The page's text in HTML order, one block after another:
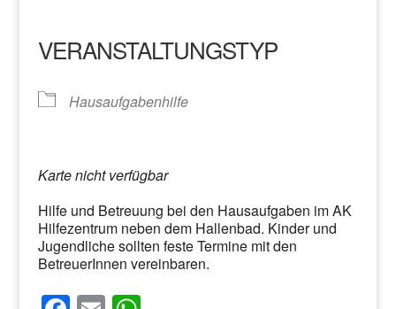
VERANSTALTUNGSTYP
Hausaufgabenhilfe
Karte nicht verfügbar
Hilfe und Betreuung bei den Hausaufgaben im AK
Hilfezentrum neben dem Hallenbad. Kinder und
Jugendliche sollten feste Termine mit den
BetreuerInnen vereinbaren.